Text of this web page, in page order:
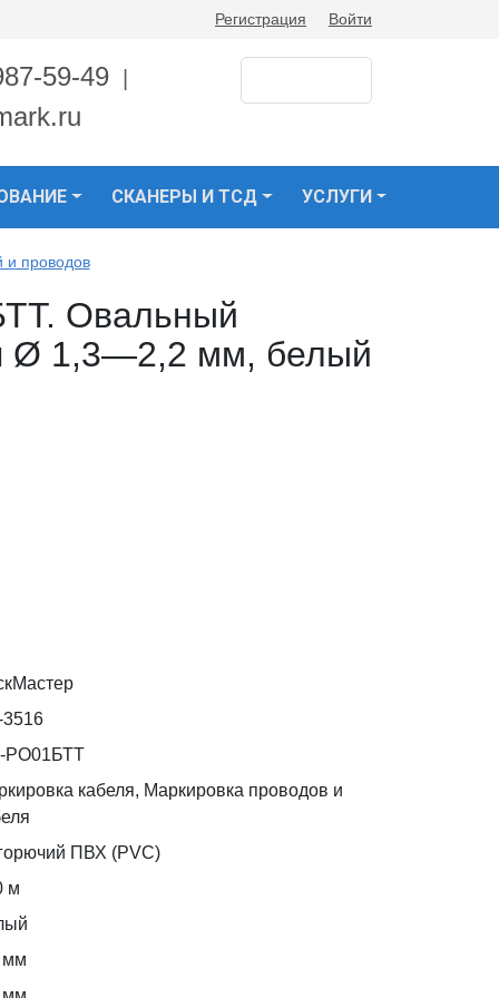
Регистрация Войти
59-49
СКАНЕРЫ И ТСД УСЛУГИ
и проводов
Овальный
Ø 1,3—2,2 мм, белый
3516
кабеля, Маркировка проводов и
ПВХ (PVC)
м
мм